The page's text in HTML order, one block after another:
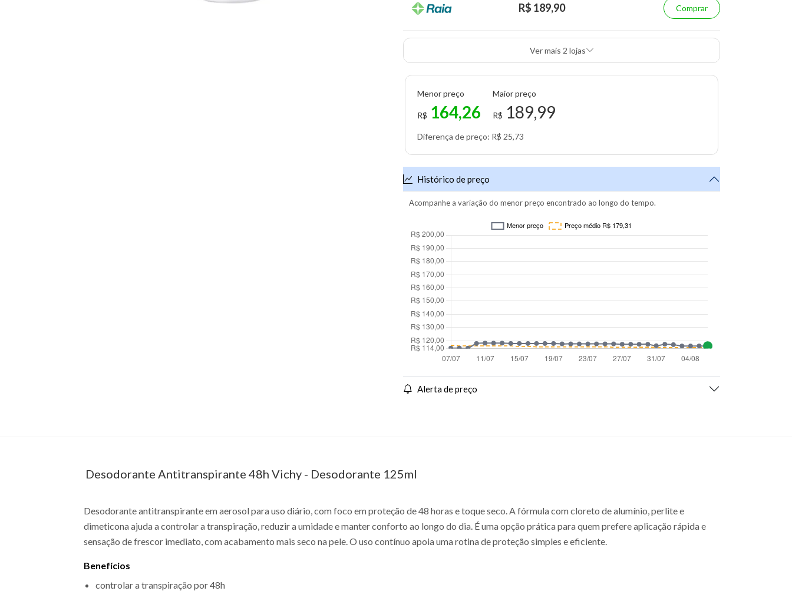
R$ 189,90 Comprar
Ver mais 2 lojas
Menor preço
R$ 164,26
Maior preço
R$ 189,99
Diferença de preço: R$ 25,73
Histórico de preço
Acompanhe a variação do menor preço encontrado ao longo do tempo.
Alerta de preço
Desodorante Antitranspirante 48h Vichy - Desodorante 125ml
Desodorante antitranspirante em aerosol para uso diário, com foco em proteção de 48 horas e toque seco. A fórmula com cloreto de alumínio, perlite e
dimeticona ajuda a controlar a transpiração, reduzir a umidade e manter conforto ao longo do dia. É uma opção prática para quem prefere aplicação rápida e
sensação de frescor imediato, com acabamento mais seco na pele. O uso contínuo apoia uma rotina de proteção simples e eficiente.
Benefícios
controlar a transpiração por 48h